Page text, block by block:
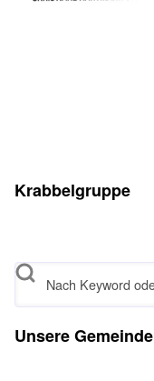
Krabbelgruppe
Search
Unsere Gemeinde